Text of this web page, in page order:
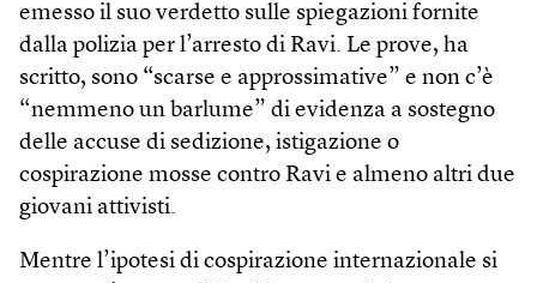
emesso il suo verdetto sulle spiegazioni fornite
dalla polizia per l’arresto di Ravi. Le prove, ha
scritto, sono “scarse e approssimative” e non c’è
“nemmeno un barlume” di evidenza a sostegno
delle accuse di sedizione, istigazione o
cospirazione mosse contro Ravi e almeno altri due
giovani attivisti.
Mentre l’ipotesi di cospirazione internazionale si